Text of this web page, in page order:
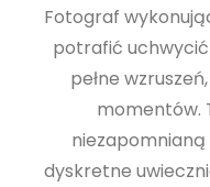
Fotograf
potrafić
pełne
momentów.
dyskretne